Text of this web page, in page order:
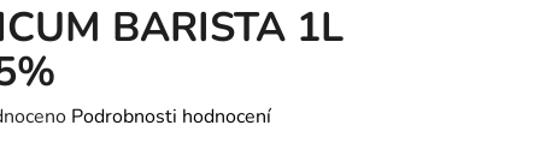
BARISTA 1L
Podrobnosti hodnocení